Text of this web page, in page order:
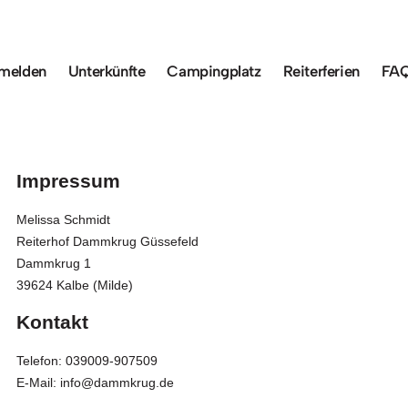
Unterkünfte Campingplatz Reiterferien
Impressum
Melissa Schmidt
Reiterhof Dammkrug Güssefeld
Dammkrug 1
39624 Kalbe (Milde)
Kontakt
Telefon: 039009-907509
E-Mail: info@dammkrug.de